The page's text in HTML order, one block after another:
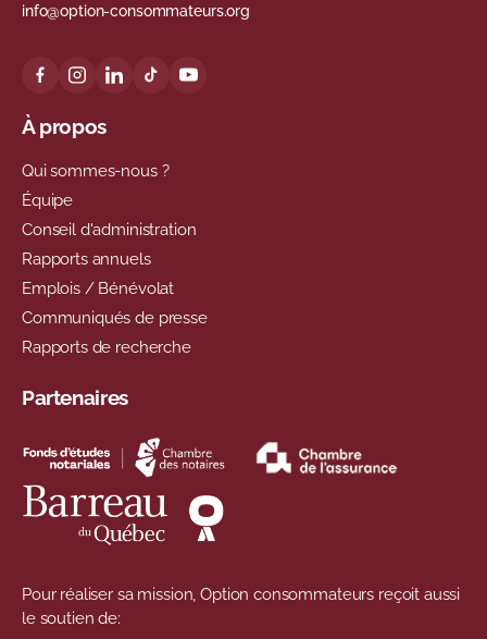
info@option-consommateurs.org
À propos
Qui sommes-nous ?
Équipe
Conseil d'administration
Rapports annuels
Emplois / Bénévolat
Communiqués de presse
Rapports de recherche
Partenaires
Pour réaliser sa mission, Option consommateurs reçoit aussi
le soutien de: